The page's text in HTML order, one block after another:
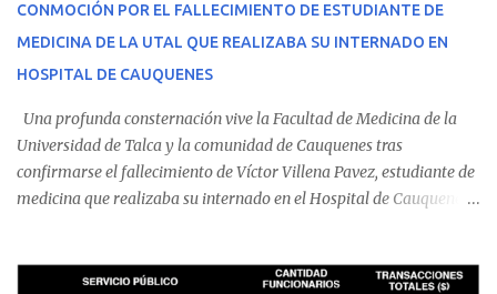
CONMOCIÓN POR EL FALLECIMIENTO DE ESTUDIANTE DE
MEDICINA DE LA UTAL QUE REALIZABA SU INTERNADO EN
HOSPITAL DE CAUQUENES
Una profunda consternación vive la Facultad de Medicina de la
Universidad de Talca y la comunidad de Cauquenes tras
confirmarse el fallecimiento de Víctor Villena Pavez, estudiante de
medicina que realizaba su internado en el Hospital de Cauquenes.
malestares físicos. Dada la complejidad de su estado de salud, el